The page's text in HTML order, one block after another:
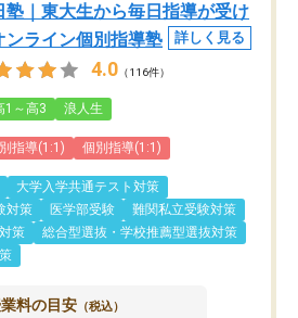
塾｜東大生から毎日指導が受け
ンライン個別指導塾
詳しく見る
4.0 （116件）
1～高3 浪人生
指導(1:1) 個別指導(1:1)
大学入学共通テスト対策
対策
医学部受験
難関私立受験対策
策
総合型選抜・学校推薦型選抜対策
料の目安 （税込）